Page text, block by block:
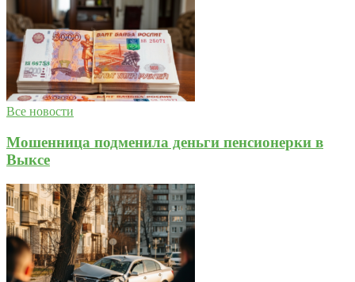
Все новости
Мошенница подменила деньги пенсионерки в
Выксе